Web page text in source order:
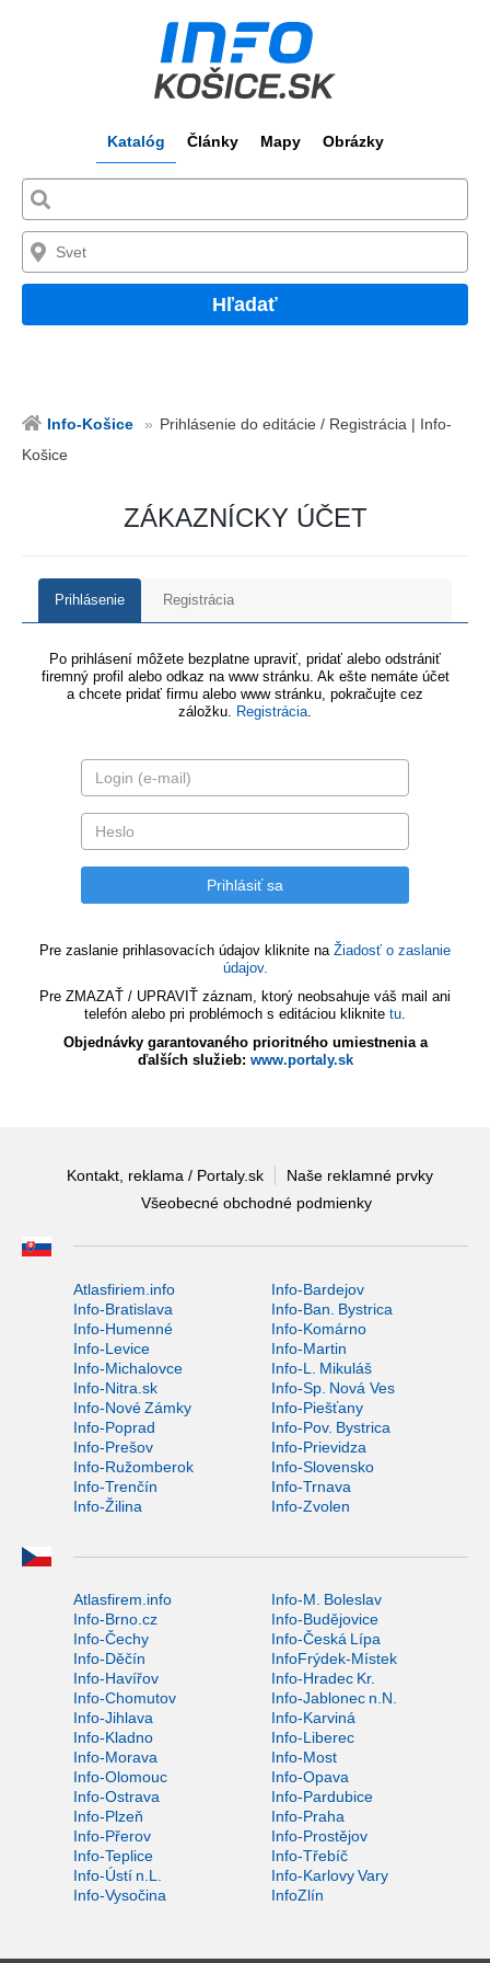
Katalóg Články Mapy Obrázky
Hľadať
Info-Košice
Prihlásenie do editácie / Registrácia | Info-
Košice
ZÁKAZNÍCKY ÚČET
Prihlásenie Registrácia
Po prihlásení môžete bezplatne upraviť, pridať alebo odstrániť
firemný profil alebo odkaz na www stránku. Ak ešte nemáte účet
a chcete pridať firmu alebo www stránku, pokračujte cez
záložku. Registrácia.
Pre zaslanie prihlasovacích údajov kliknite na Žiadosť o zaslanie
údajov.
Pre ZMAZAŤ / UPRAVIŤ záznam, ktorý neobsahuje váš mail ani
telefón alebo pri problémoch s editáciou kliknite tu.
Objednávky garantovaného prioritného umiestnenia a
ďalších služieb: www.portaly.sk
Kontakt, reklama / Portaly.sk
Naše reklamné prvky
Všeobecné obchodné podmienky
Atlasfiriem.info
Info-Bardejov
Info-Bratislava
Info-Ban. Bystrica
Info-Humenné
Info-Komárno
Info-Levice
Info-Martin
Info-Michalovce
Info-L. Mikuláš
Info-Nitra.sk
Info-Sp. Nová Ves
Info-Nové Zámky
Info-Piešťany
Info-Poprad
Info-Pov. Bystrica
Info-Prešov
Info-Prievidza
Info-Ružomberok
Info-Slovensko
Info-Trenčín
Info-Trnava
Info-Žilina
Info-Zvolen
Atlasfirem.info
Info-M. Boleslav
Info-Brno.cz
Info-Budějovice
Info-Čechy
Info-Česká Lípa
Info-Děčín
InfoFrýdek-Místek
Info-Havířov
Info-Hradec Kr.
Info-Chomutov
Info-Jablonec n.N.
Info-Jihlava
Info-Karviná
Info-Kladno
Info-Liberec
Info-Morava
Info-Most
Info-Olomouc
Info-Opava
Info-Ostrava
Info-Pardubice
Info-Plzeň
Info-Praha
Info-Přerov
Info-Prostějov
Info-Teplice
Info-Třebíč
Info-Ústí n.L.
Info-Karlovy Vary
Info-Vysočina
InfoZlín